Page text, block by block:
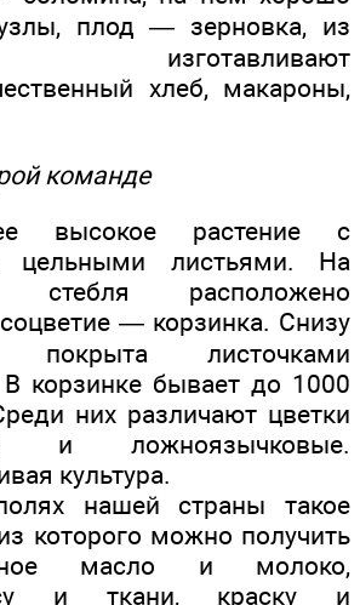
плод — зерновка, из
изготавливают
хлеб, макароны,
команде
высокое растение с
цельными листьями. На
стебля расположено
— корзинка. Снизу
покрыта листочками
В корзинке бывает до 1000
них различают цветки
и ложноязычковые.
культура.
нашей страны такое
которого можно получить
масло и молоко,
и ткани, краску и